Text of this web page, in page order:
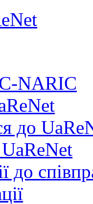
NARIC
до
до